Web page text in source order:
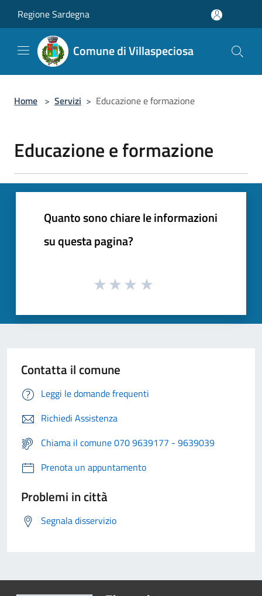
Regione Sardegna
Comune di Villaspeciosa
Home > Servizi > Educazione e formazione
Educazione e formazione
Quanto sono chiare le informazioni
su questa pagina?
Contatta il comune
Leggi le domande frequenti
Richiedi Assistenza
Chiama il comune 070 9639177 - 9639039
Prenota un appuntamento
Problemi in città
Segnala disservizio